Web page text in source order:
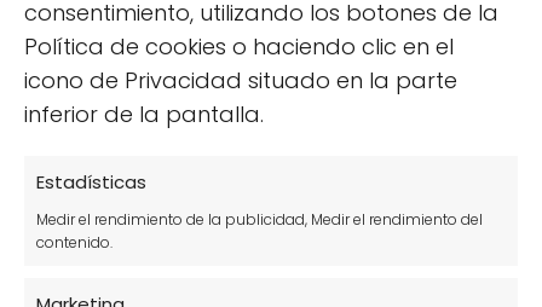
consentimiento, utilizando los botones de la
Política de cookies o haciendo clic en el
icono de Privacidad situado en la parte
inferior de la pantalla.
Estadísticas
Medir el rendimiento de la publicidad, Medir el rendimiento del
contenido.
Consejos prácticos para la
plantación de calabacines
Al momento de plantar calabacines, hay
proceso: